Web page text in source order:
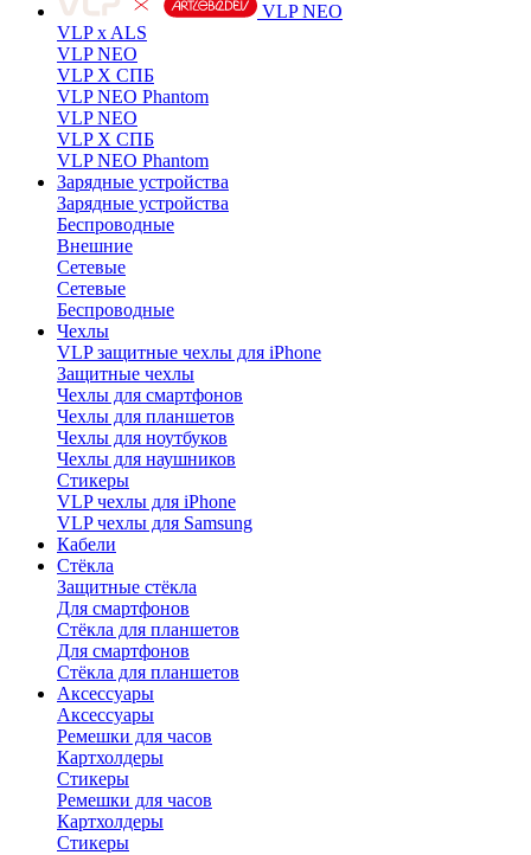
VLP NEO
VLP x ALS
VLP NEO
VLP X СПБ
VLP NEO Phantom
VLP NEO
VLP X СПБ
VLP NEO Phantom
Зарядные устройства
Зарядные устройства
Беспроводные
Внешние
Сетевые
Сетевые
Беспроводные
Чехлы
VLP защитные чехлы для iPhone
Защитные чехлы
Чехлы для смартфонов
Чехлы для планшетов
Чехлы для ноутбуков
Чехлы для наушников
Стикеры
VLP чехлы для iPhone
VLP чехлы для Samsung
Кабели
Стёкла
Защитные стёкла
Для смартфонов
Стёкла для планшетов
Для смартфонов
Стёкла для планшетов
Аксессуары
Аксессуары
Ремешки для часов
Картхолдеры
Стикеры
Ремешки для часов
Картхолдеры
Стикеры